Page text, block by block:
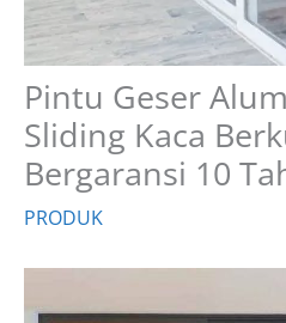
Pintu Geser
Sliding Kaca
Bergaransi 10
PRODUK